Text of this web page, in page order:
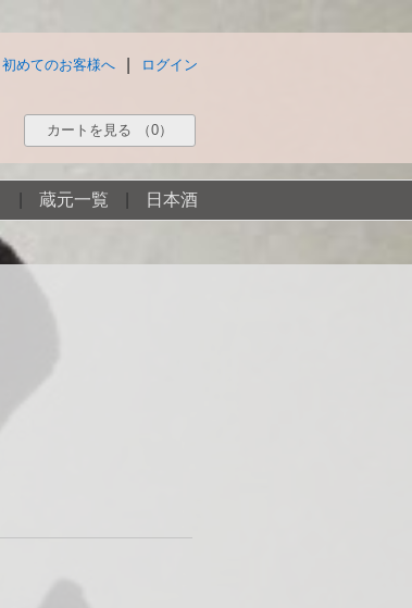
ログイン
初めてのお客様へ
カートを見る （0）
蔵元一覧 日本酒